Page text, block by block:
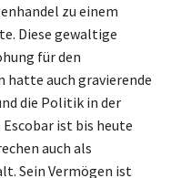
zu einem
Diese gewaltige
für den
hatte auch gravierende
die Politik in der
ist bis heute
auch als
Sein Vermögen ist